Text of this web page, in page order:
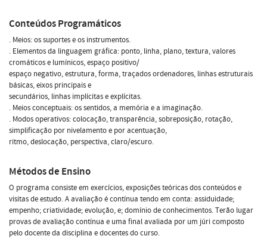
Conteúdos Programáticos
. Meios: os suportes e os instrumentos.
. Elementos da linguagem gráfica: ponto, linha, plano, textura, valores
cromáticos e lumínicos, espaço positivo/
espaço negativo, estrutura, forma, traçados ordenadores, linhas estruturais
básicas, eixos principais e
secundários, linhas implícitas e explícitas.
. Meios conceptuais: os sentidos, a memória e a imaginação.
. Modos operativos: colocação, transparência, sobreposição, rotação,
simplificação por nivelamento e por acentuação,
ritmo, deslocação, perspectiva, claro/escuro.
Métodos de Ensino
O programa consiste em exercícios, exposições teóricas dos conteúdos e
visitas de estudo. A avaliação é contínua tendo em conta: assiduidade;
empenho; criatividade; evolução, e; domínio de conhecimentos. Terão lugar
provas de avaliação contínua e uma final avaliada por um júri composto
pelo docente da disciplina e docentes do curso.